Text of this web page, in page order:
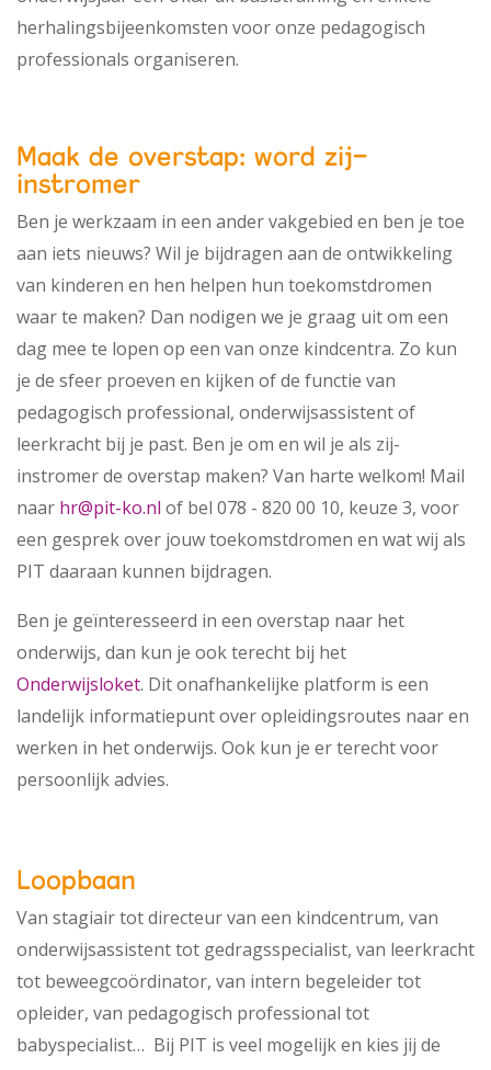
herhalingsbijeenkomsten voor onze pedagogisch
professionals organiseren.
Maak de overstap: word zij-
instromer
Ben je werkzaam in een ander vakgebied en ben je toe
aan iets nieuws? Wil je bijdragen aan de ontwikkeling
van kinderen en hen helpen hun toekomstdromen
waar te maken? Dan nodigen we je graag uit om een
dag mee te lopen op een van onze kindcentra. Zo kun
je de sfeer proeven en kijken of de functie van
pedagogisch professional, onderwijsassistent of
leerkracht bij je past. Ben je om en wil je als zij-
instromer de overstap maken? Van harte welkom! Mail
naar hr@pit-ko.nl of bel 078 - 820 00 10, keuze 3, voor
een gesprek over jouw toekomstdromen en wat wij als
PIT daaraan kunnen bijdragen.
Ben je geïnteresseerd in een overstap naar het
onderwijs, dan kun je ook terecht bij het
Onderwijsloket. Dit onafhankelijke platform is een
landelijk informatiepunt over opleidingsroutes naar en
werken in het onderwijs. Ook kun je er terecht voor
persoonlijk advies.
Loopbaan
Van stagiair tot directeur van een kindcentrum, van
onderwijsassistent tot gedragsspecialist, van leerkracht
tot beweegcoördinator, van intern begeleider tot
opleider, van pedagogisch professional tot
babyspecialist… Bij PIT is veel mogelijk en kies jij de